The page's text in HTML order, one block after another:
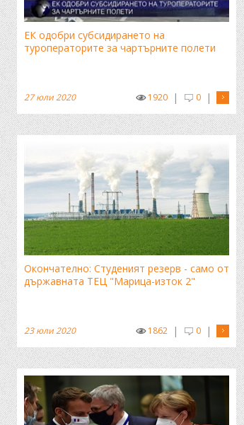
ЕК одобри субсидирането на
туроператорите за чартърните полети
|
0
|
1920
27 юли 2020
Окончателно: Студеният резерв - само от
държавната ТЕЦ "Марица-изток 2"
|
0
|
1862
23 юли 2020